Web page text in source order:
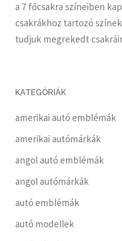
a 7 főcsakra színeiben
csakrákhoz tartozó
tudjuk megrekedt
KATEGÓRIÁK
amerikai autó emblémák
amerikai autómárkák
angol autó emblémák
angol autómárkák
autó emblémák
autó modellek